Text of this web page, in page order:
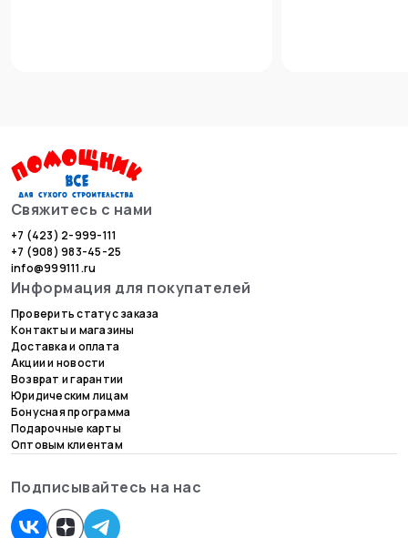
Свяжитесь с нами
+7 (423) 2-999-111
+7 (908) 983-45-25
info@999111.ru
Информация для покупателей
Проверить статус заказа
Контакты и магазины
Доставка и оплата
Акции и новости
Возврат и гарантии
Юридическим лицам
Бонусная программа
Подарочные карты
Оптовым клиентам
Подписывайтесь на нас